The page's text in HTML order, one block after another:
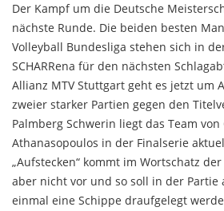
Der Kampf um die Deutsche
nächste Runde. Die beiden besten
Volleyball Bundesliga stehen sich in
SCHARRena für den nächsten
Allianz MTV Stuttgart geht es jetzt um
zweier starker Partien gegen den
Palmberg Schwerin liegt das Team von
Athanasopoulos in der Finalserie
„Aufstecken“ kommt im Wortschatz
aber nicht vor und so soll in der Partie
einmal eine Schippe draufgelegt